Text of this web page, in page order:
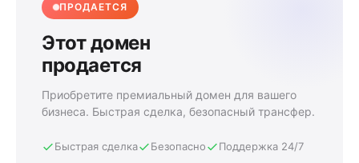
ПРОДАЕТСЯ
Этот домен
продается
Приобретите премиальный домен для вашего
бизнеса. Быстрая сделка, безопасный трансфер.
Быстрая сделка Безопасно Поддержка 24/7